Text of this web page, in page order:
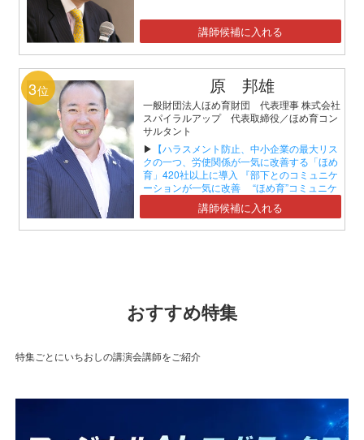
講師候補に入れる
3位 原 邦雄
一般財団法人ほめ育財団 代表理事 株式会社
スパイラルアップ 代表取締役／ほめ育コン
サルタント
▶ 【ハラスメント防止、中小企業の最大リス
クの一つ、労使関係が一気に改善する「ほめ
育」420社以上に導入 『部下とのコミュニケ
ーションが一気に改善 “ほめ育”コミュニケ
ーションセミナー』】講師候補に入れる
おすすめ特集
特集ごとにいちおしの講演会講師をご紹介